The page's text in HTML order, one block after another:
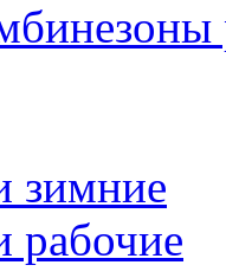
зимние
рабочие